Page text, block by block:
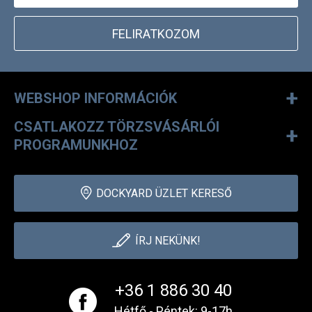
FELIRATKOZOM
WEBSHOP INFORMÁCIÓK +
CSATLAKOZZ TÖRZSVÁSÁRLÓI
PROGRAMUNKHOZ
+
DOCKYARD ÜZLET KERESŐ
+36 1 886 30 40
ÍRJ NEKÜNK!